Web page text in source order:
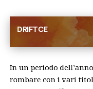
DRIFTCE
In un periodo
rombare con i vari